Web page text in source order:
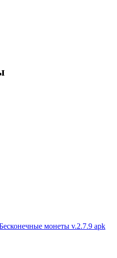
монеты v.2.7.9 apk